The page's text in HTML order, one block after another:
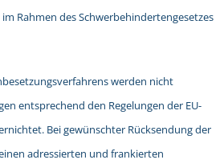
Rahmen des Schwerbehindertengesetzes
werden nicht
entsprechend den Regelungen der EU-
Bei gewünschter Rücksendung der
adressierten und frankierten